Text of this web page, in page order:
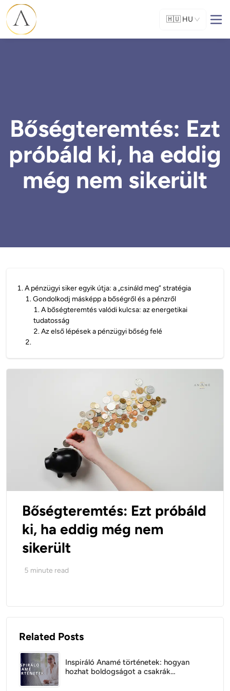
🇭🇺 HU
Bőségteremtés: Ezt
próbáld ki, ha eddig
még nem sikerült
1.A pénzügyi siker egyik útja: a „csináld meg” stratégia
1.Gondolkodj másképp a bőségről és a pénzről
1.A bőségteremtés valódi kulcsa: az energetikai
tudatosság
2.Az első lépések a pénzügyi bőség felé
2.
Bőségteremtés: Ezt próbáld
ki, ha eddig még nem
sikerült
5 minute read
Related Posts
Inspiráló Anamé történetek: hogyan
hozhat boldogságot a csakrák